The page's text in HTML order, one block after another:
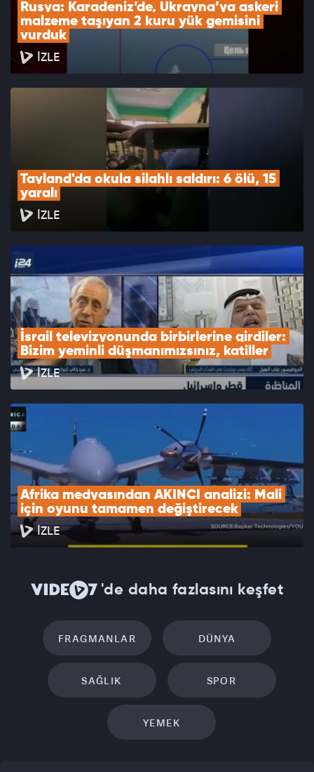
Rusya: Karadeniz’de, Ukrayna’ya askeri
malzeme taşıyan 2 kuru yük gemisini
vurduk
İZLE
Tayland'da okula silahlı saldırı: 6 ölü, 15
yaralı
İZLE
İsrail televizyonunda birbirlerine girdiler:
Bizim yeminli düşmanımızsınız, katiller
İZLE
Afrika medyasından AKINCI analizi: Mali
için oyunu tamamen değiştirecek
İZLE
'de daha fazlasını keşfet
FRAGMANLAR DÜNYA
SAĞLIK SPOR
YEMEK